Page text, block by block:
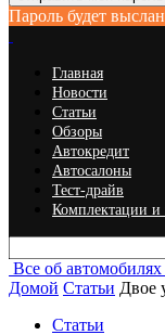
Пароль будет
Главная
Новости
Статьи
Обзоры
Автокредит
Автосалоны
Тест-драйв
Комплектации
Все об
Домой Статьи Двое
Статьи